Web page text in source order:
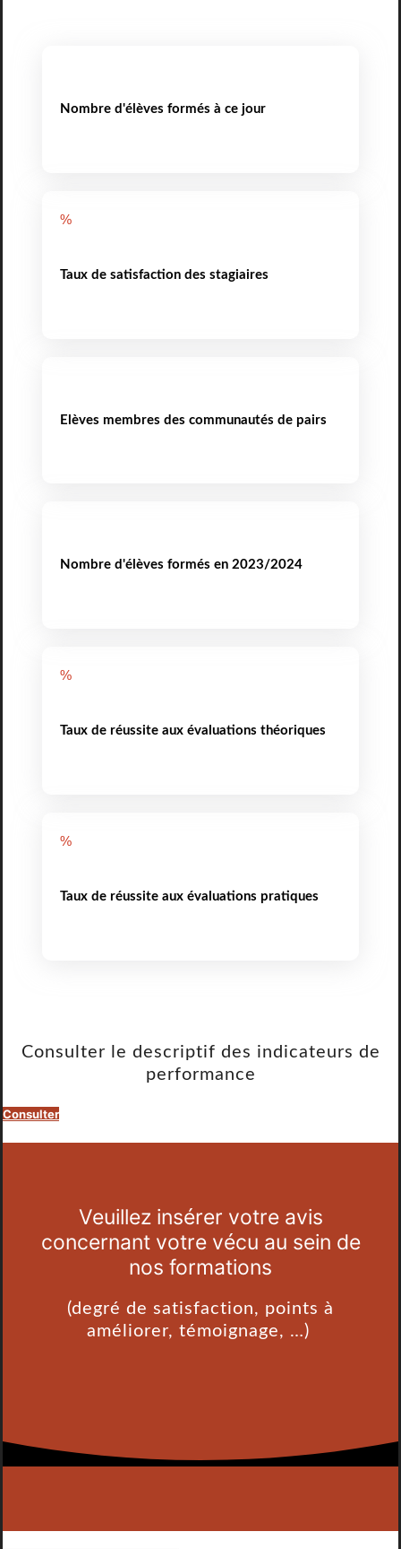
Nombre d'élèves formés à ce jour
%
Taux de satisfaction des stagiaires
Elèves membres des communautés de pairs
Nombre d'élèves formés en 2023/2024
%
Taux de réussite aux évaluations théoriques
%
Taux de réussite aux évaluations pratiques
Consulter le descriptif des indicateurs de
performance
Consulter
Veuillez insérer votre avis
concernant votre vécu au sein de
nos formations
(degré de satisfaction, points à
améliorer, témoignage, …)